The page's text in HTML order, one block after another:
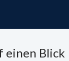
einen Blick